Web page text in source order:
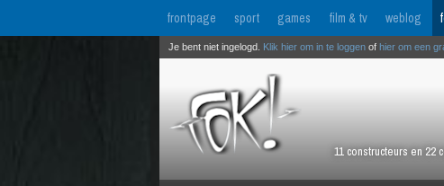
frontpage sport games film & tv weblog
11 constructeurs en
Je bent niet ingelogd. Klik hier om in te loggen of hier om een